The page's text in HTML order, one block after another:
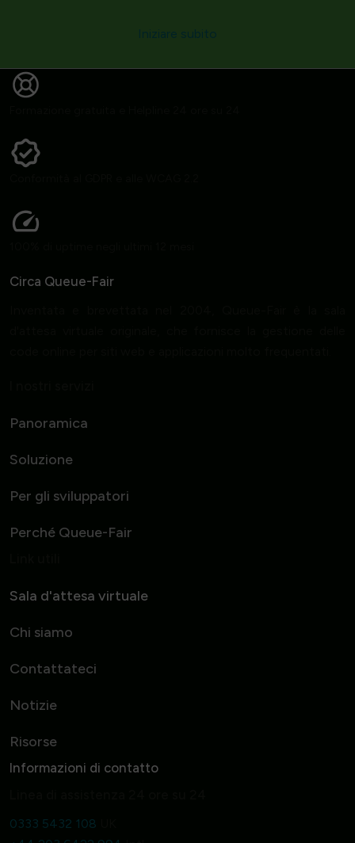
Circa Queue-Fair
Panoramica
Soluzione
Per gli sviluppatori
Perché Queue-Fair
Sala d'attesa virtuale
Chi siamo
Contattateci
Notizie
Risorse
Informazioni di contatto
0333 5432 108